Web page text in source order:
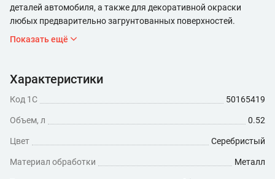
деталей автомобиля, а также для декоративной окраски
любых предварительно загрунтованных поверхностей.
Показать ещё
Характеристики
Код 1С 50165419
Объем, л 0.52
Цвет Серебристый
Материал обработки Металл